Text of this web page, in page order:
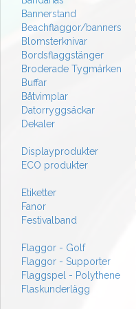
Bannerstand
Beachflaggor/banners
Blomsterknivar
Bordsflaggstänger
Broderade Tygmärken
Buffar
Båtvimplar
Datorryggsäckar
Dekaler
Displayprodukter
ECO produkter
Etiketter
Fanor
Festivalband
Flaggor - Golf
Flaggor - Supporter
Flaggspel - Polythene
Flaskunderlägg